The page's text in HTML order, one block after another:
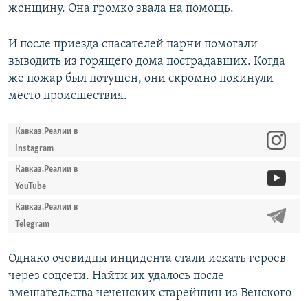
женщину. Она громко звала на помощь.
И после приезда спасателей парни помогали
выводить из горящего дома пострадавших. Когда
же пожар был потушен, они скромно покинули
место происшествия.
Кавказ.Реалии в
Instagram
Кавказ.Реалии в
YouTube
Кавказ.Реалии в
Telegram
Однако очевидцы инцидента стали искать героев
через соцсети. Найти их удалось после
вмешательства чеченских старейшин из Венского